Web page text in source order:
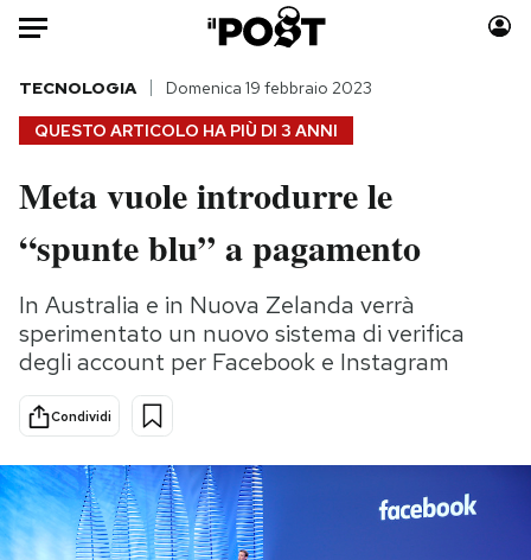
Auto
HOME
Italia
Politica
Tecnologia
Internet
Scienza
Cultura
Economia
Sport
Moda
Consumismi
Storie/Idee
Ok Boomer!
Media
QUESTO ARTICOLO HA PIÙ DI 3 ANNI
TECNOLOGIA Domenica 19 febbraio 2023
Meta vuole introdurre le
“spunte blu” a pagamento
In Australia e in Nuova Zelanda verrà
sperimentato un nuovo sistema di verifica
degli account per Facebook e Instagram
Condividi